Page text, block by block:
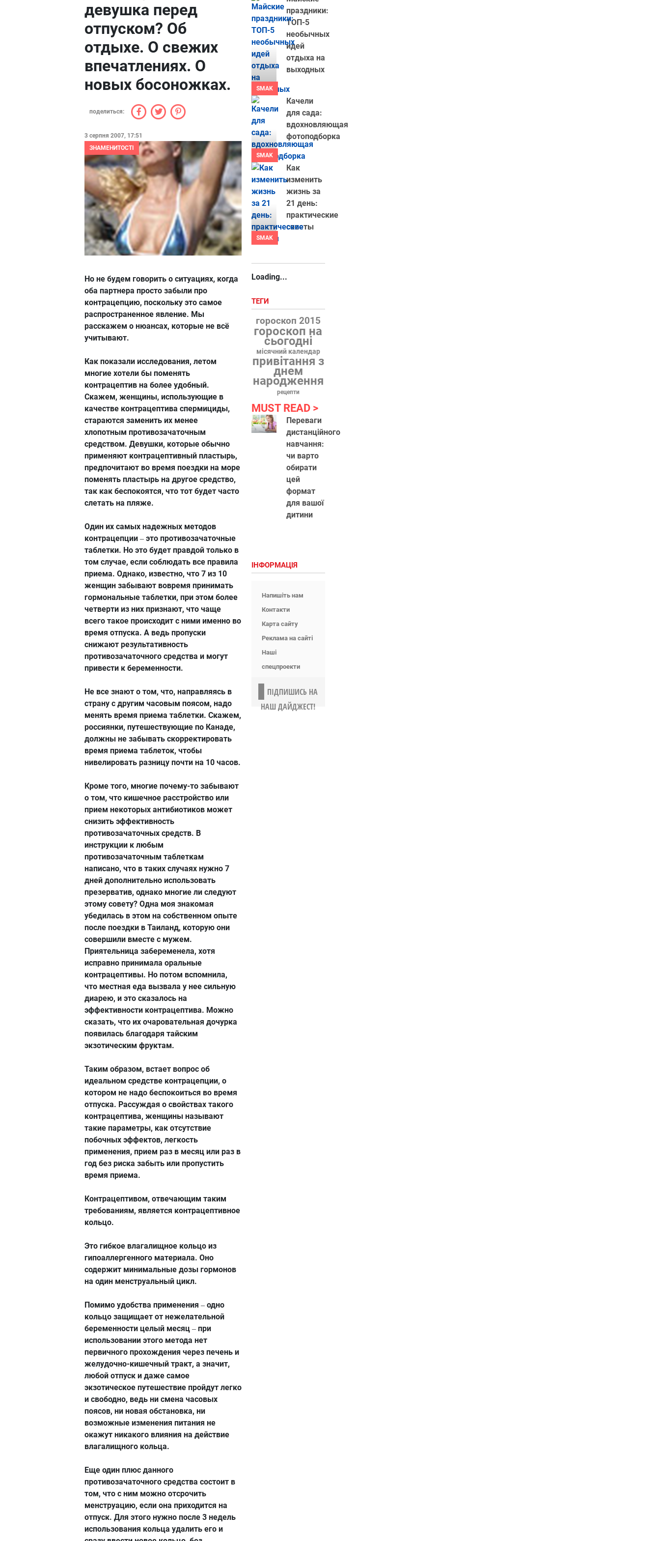
девушка перед
отпуском? Об
отдыхе. О свежих
впечатлениях. О
новых босоножках.
поделиться:
3 серпня 2007, 17:51
ЗНАМЕНИТОСТІ
Но не будем говорить о ситуациях, когда
оба партнера просто забыли про
контрацепцию, поскольку это самое
распространенное явление. Мы
расскажем о нюансах, которые не всё
учитывают.
Как показали исследования, летом
многие хотели бы поменять
контрацептив на более удобный.
Скажем, женщины, использующие в
качестве контрацептива спермициды,
стараются заменить их менее
хлопотным противозачаточным
средством. Девушки, которые обычно
применяют контрацептивный пластырь,
предпочитают во время поездки на море
поменять пластырь на другое средство,
так как беспокоятся, что тот будет часто
слетать на пляже.
Один их самых надежных методов
контрацепции – это противозачаточные
таблетки. Но это будет правдой только в
том случае, если соблюдать все правила
приема. Однако, известно, что 7 из 10
женщин забывают вовремя принимать
гормональные таблетки, при этом более
четверти из них признают, что чаще
всего такое происходит с ними именно во
время отпуска. А ведь пропуски
снижают результативность
противозачаточного средства и могут
привести к беременности.
Не все знают о том, что, направляясь в
страну с другим часовым поясом, надо
менять время приема таблетки. Скажем,
россиянки, путешествующие по Канаде,
должны не забывать скорректировать
время приема таблеток, чтобы
нивелировать разницу почти на 10 часов.
Кроме того, многие почему-то забывают
о том, что кишечное расстройство или
прием некоторых антибиотиков может
снизить эффективность
противозачаточных средств. В
инструкции к любым
противозачаточным таблеткам
написано, что в таких случаях нужно 7
дней дополнительно использовать
презерватив, однако многие ли следуют
этому совету? Одна моя знакомая
убедилась в этом на собственном опыте
после поездки в Таиланд, которую они
совершили вместе с мужем.
Приятельница забеременела, хотя
исправно принимала оральные
контрацептивы. Но потом вспомнила,
что местная еда вызвала у нее сильную
диарею, и это сказалось на
эффективности контрацептива. Можно
сказать, что их очаровательная дочурка
появилась благодаря тайским
экзотическим фруктам.
Таким образом, встает вопрос об
идеальном средстве контрацепции, о
котором не надо беспокоиться во время
отпуска. Рассуждая о свойствах такого
контрацептива, женщины называют
такие параметры, как отсутствие
побочных эффектов, легкость
применения, прием раз в месяц или раз в
год без риска забыть или пропустить
время приема.
Контрацептивом, отвечающим таким
требованиям, является контрацептивное
кольцо.
Это гибкое влагалищное кольцо из
гипоаллергенного материала. Оно
содержит минимальные дозы гормонов
на один менструальный цикл.
Помимо удобства применения – одно
кольцо защищает от нежелательной
беременности целый месяц – при
использовании этого метода нет
первичного прохождения через печень и
желудочно-кишечный тракт, а значит,
любой отпуск и даже самое
экзотическое путешествие пройдут легко
и свободно, ведь ни смена часовых
поясов, ни новая обстановка, ни
возможные изменения питания не
окажут никакого влияния на действие
влагалищного кольца.
Еще один плюс данного
противозачаточного средства состоит в
том, что с ним можно отсрочить
менструацию, если она приходится на
отпуск. Для этого нужно после 3 недель
использования кольца удалить его и
SMAK
праздники:
ТОП-5
необычных
идей
отдыха на
выходных
SMAK
Качели
для сада:
вдохновляющая
фотоподборка
SMAK
Как
изменить
жизнь за
21 день:
практические
советы
Loading...
ТЕГИ
гороскоп 2015
гороскоп на
сьогодні
місячний календар
привітання з
днем
народження
рецепти
MUST READ
Переваги
дистанційного
навчання:
чи варто
обирати
цей
формат
для вашої
дитини
ІНФОРМАЦІЯ
Напишіть нам
Контакти
Карта сайту
Реклама на сайті
Наші
спецпроекти
ПІДПИШИСЬ НА
НАШ ДАЙДЖЕСТ!